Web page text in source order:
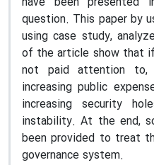
question. This paper by
using case study,
of the article show that
not paid attention
increasing public
increasing security
instability. At the end,
been provided to treat
governance system.